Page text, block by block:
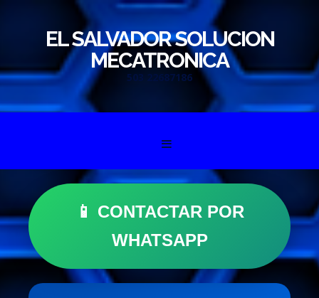
EL SALVADOR SOLUCION
MECATRONICA
503 22687186
Skip to content
📱 CONTACTAR POR
WHATSAPP